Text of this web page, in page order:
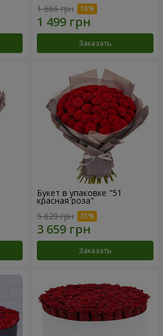
1 666 грн
Заказать
Букет в упаковке "51
красная роза"
5 629 грн
Заказать